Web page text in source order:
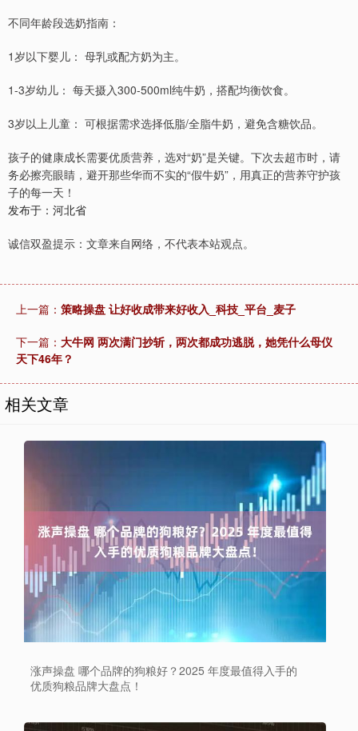
不同年龄段选奶指南：
1岁以下婴儿： 母乳或配方奶为主。
1-3岁幼儿： 每天摄入300-500ml纯牛奶，搭配均衡饮食。
3岁以上儿童： 可根据需求选择低脂/全脂牛奶，避免含糖饮品。
孩子的健康成长需要优质营养，选对“奶”是关键。下次去超市时，请
务必擦亮眼睛，避开那些华而不实的“假牛奶”，用真正的营养守护孩
子的每一天！
发布于：河北省
诚信双盈提示：文章来自网络，不代表本站观点。
上一篇： 策略操盘 让好收成带来好收入_科技_平台_麦子
下一篇： 大牛网 两次满门抄斩，两次都成功逃脱，她凭什么母仪
天下46年？
相关文章
涨声操盘 哪个品牌的狗粮好？2025 年度最值得入手的
优质狗粮品牌大盘点！